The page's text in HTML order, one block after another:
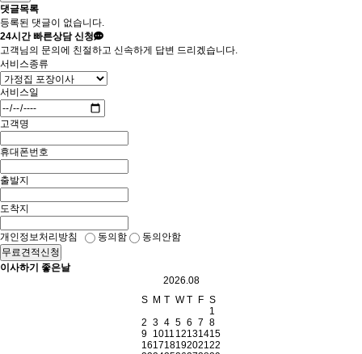
댓글목록
등록된 댓글이 없습니다.
24시간빠른상담 신청
고객님의 문의에 친절하고 신속하게 답변 드리겠습니다.
서비스종류
서비스일
고객명
휴대폰번호
출발지
도착지
개인정보처리방침 동의함
동의안함
무료견적신청
이사하기 좋은날
2026.08
S M T W T F S
1
2 3 4 5 6 7 8
9 1011 12131415
16171819202122